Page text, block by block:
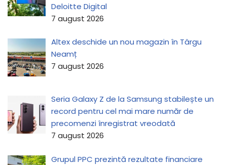
Deloitte Digital
7 august 2026
Altex deschide un nou magazin în Târgu
Neamț
7 august 2026
Seria Galaxy Z de la Samsung stabilește un
record pentru cel mai mare număr de
precomenzi înregistrat vreodată
7 august 2026
Grupul PPC prezintă rezultate financiare